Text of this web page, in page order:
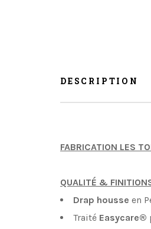
DESCRIPTION
FABRICATION LES
QUALITÉ &
Drap housse en
Traité Easycare®